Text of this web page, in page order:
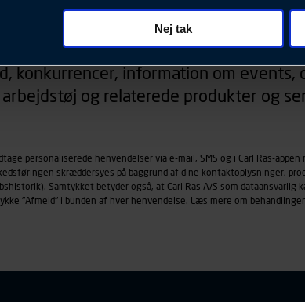
hvad der klikkes på, sider/indhold der besøges,
(computer, smartphone mv.) samt de features, der
sig på. Til dette formål behandles der
af vores platforme (hjemmeside og app), herunder
browsertype, søgeord, IP-adresse,
der anvendes.
Nej tak
Nyhedsbrev
konkurrencer, information om
arbejdstøj og relaterede produkter og
personaliserede henvendelser via e-mail, SMS og i Carl Ras-
skræddersyes på baggrund af dine kontaktoplysninger,
Samtykket betyder også, at Carl Ras A/S som dataansvarlig
"Afmeld" i bunden af hver henvendelse. Læs mere om